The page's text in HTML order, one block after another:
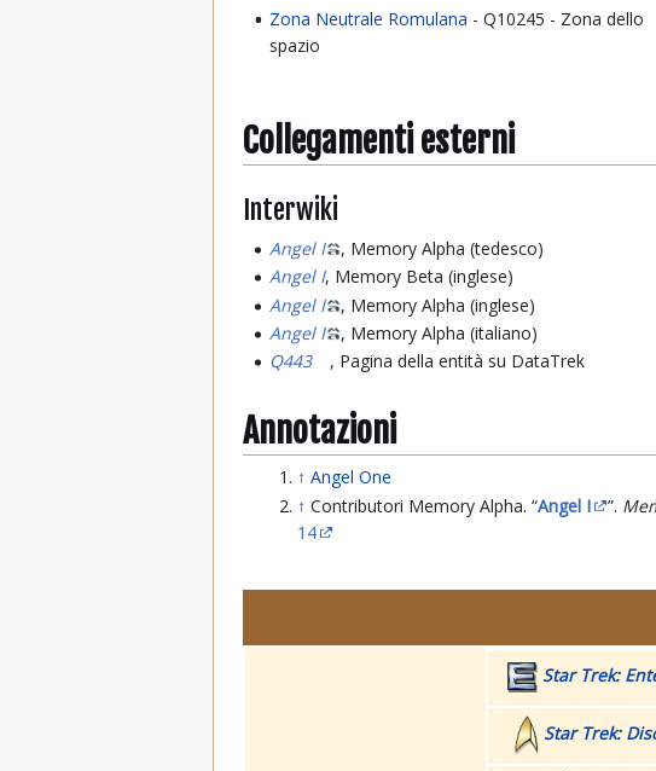
Zona Neutrale Romulana - Q10245 - Zona dello
spazio
Collegamenti esterni
Interwiki
Angel I
, Memory Alpha (tedesco)
Angel I, Memory Beta (inglese)
Angel I
, Memory Alpha (inglese)
Angel I
, Memory Alpha (italiano)
Q443
, Pagina della entità su DataTrek
Annotazioni
↑ Angel One
↑ Contributori Memory Alpha. “Angel I ”.
14
Star Trek:
Star Trek: